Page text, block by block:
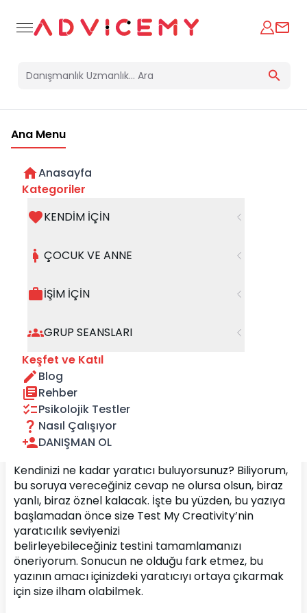
Ana Menu
Anasayfa
Kategoriler
KENDİM İÇİN
ÇOCUK VE ANNE
İŞİM İÇİN
GRUP SEANSLARI
Keşfet ve Katıl
Blog
Rehber
Psikolojik Testler
Nasıl Çalışıyor
DANIŞMAN OL
İçinizdeki Yaratıcıyı Ortaya Çıkarın!
28 Eylül 2023
Kendinizi ne kadar yaratıcı buluyorsunuz? Biliyorum,
bu soruya vereceğiniz cevap ne olursa olsun, biraz
yanlı, biraz öznel kalacak. İşte bu yüzden, bu yazıya
başlamadan önce size Test My Creativity’nin
yaratıcılık seviyenizi
belirleyebileceğiniz testini tamamlamanızı
öneriyorum. Sonucun ne olduğu fark etmez, bu
yazının amacı içinizdeki yaratıcıyı ortaya çıkarmak
için size ilham olabilmek.